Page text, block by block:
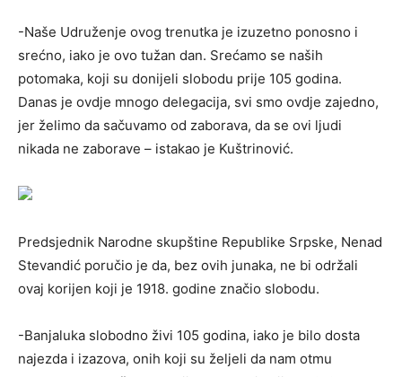
-Naše Udruženje ovog trenutka je izuzetno ponosno i
srećno, iako je ovo tužan dan. Srećamo se naših
potomaka, koji su donijeli slobodu prije 105 godina.
Danas je ovdje mnogo delegacija, svi smo ovdje zajedno,
jer želimo da sačuvamo od zaborava, da se ovi ljudi
nikada ne zaborave – istakao je Kuštrinović.
Predsjednik Narodne skupštine Republike Srpske, Nenad
Stevandić poručio je da, bez ovih junaka, ne bi održali
ovaj korijen koji je 1918. godine značio slobodu.
-Banjaluka slobodno živi 105 godina, iako je bilo dosta
najezda i izazova, onih koji su željeli da nam otmu